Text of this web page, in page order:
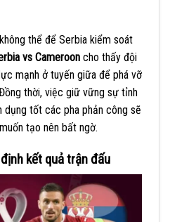
thể để Serbia kiểm soát
vs Cameroon cho thấy đội
mạnh ở tuyến giữa để phá vỡ
thời, việc giữ vững sự tỉnh
tốt các pha phản công sẽ
tạo nên bất ngờ.
kết quả trận đấu